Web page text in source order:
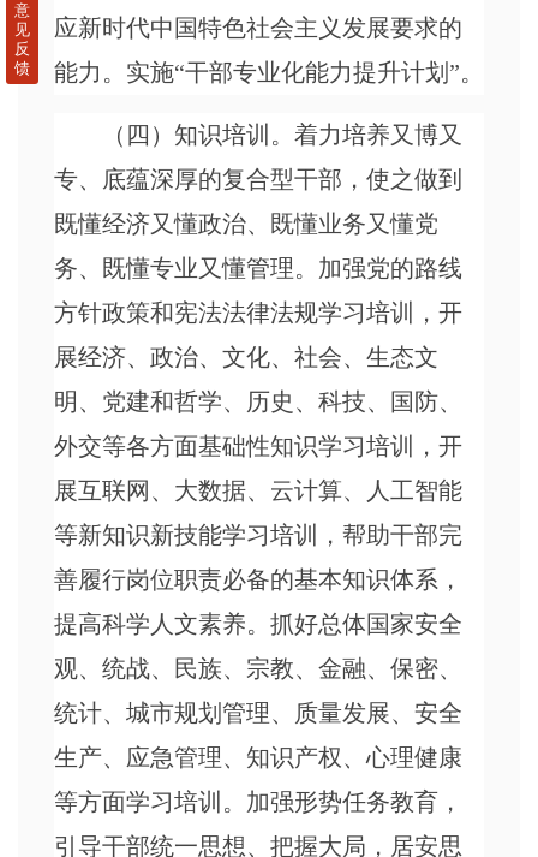
应新时代中国特色社会主义发展要求的
能力。实施“干部专业化能力提升计划”。
（四）知识培训。着力培养又博又
专、底蕴深厚的复合型干部，使之做到
既懂经济又懂政治、既懂业务又懂党
务、既懂专业又懂管理。加强党的路线
方针政策和宪法法律法规学习培训，开
展经济、政治、文化、社会、生态文
明、党建和哲学、历史、科技、国防、
外交等各方面基础性知识学习培训，开
展互联网、大数据、云计算、人工智能
等新知识新技能学习培训，帮助干部完
善履行岗位职责必备的基本知识体系，
提高科学人文素养。抓好总体国家安全
观、统战、民族、宗教、金融、保密、
统计、城市规划管理、质量发展、安全
生产、应急管理、知识产权、心理健康
等方面学习培训。加强形势任务教育，
引导干部统一思想、把握大局，居安思
意
见
反
馈